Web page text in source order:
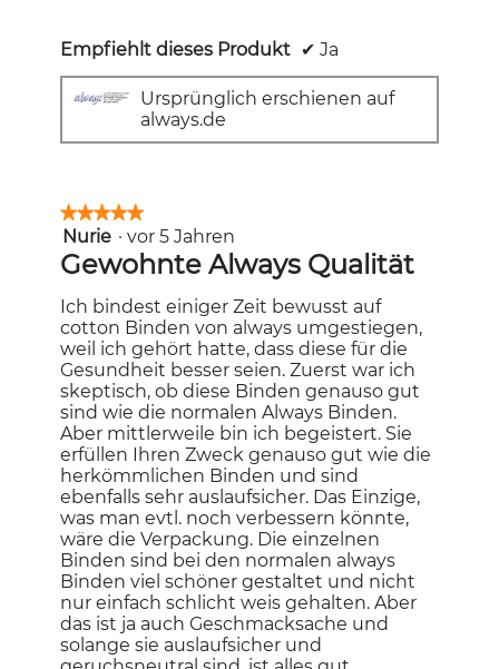
Empfiehlt dieses Produkt ✔ Ja
Ursprünglich erschienen auf
always.de
★★★★★
★★★★★
5
von
5
Sternen.
Nurie · vor 5 Jahren
Gewohnte Always Qualität
Ich bindest einiger Zeit bewusst auf
cotton Binden von always umgestiegen,
weil ich gehört hatte, dass diese für die
Gesundheit besser seien. Zuerst war ich
skeptisch, ob diese Binden genauso gut
sind wie die normalen Always Binden.
Aber mittlerweile bin ich begeistert. Sie
erfüllen Ihren Zweck genauso gut wie die
herkömmlichen Binden und sind
ebenfalls sehr auslaufsicher. Das Einzige,
was man evtl. noch verbessern könnte,
wäre die Verpackung. Die einzelnen
Binden sind bei den normalen always
Binden viel schöner gestaltet und nicht
nur einfach schlicht weis gehalten. Aber
das ist ja auch Geschmacksache und
solange sie auslaufsicher und